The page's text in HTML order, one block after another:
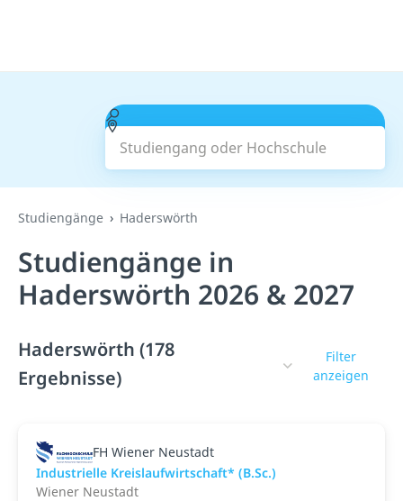
Studiengang oder Hochschule
Suchen
Studiengänge Haderswörth
Studiengänge in
Haderswörth 2026 & 2027
Haderswörth (178
Ergebnisse)
Filter
anzeigen
FH Wiener Neustadt
Industrielle Kreislaufwirtschaft* (B.Sc.)
Wiener Neustadt